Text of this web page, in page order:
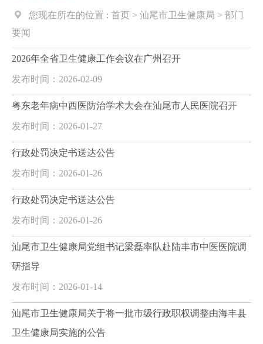
您现在所在的位置 : 首页 > 汕尾市卫生健康局 > 部门
要闻
2026年全省卫生健康工作会议在广州召开
发布时间：2026-02-09
粤东老年病中西医防治学术大会在汕尾市人民医院召开
发布时间：2026-01-27
行政处罚决定书送达公告
发布时间：2026-01-26
行政处罚决定书送达公告
发布时间：2026-01-26
汕尾市卫生健康局党组书记梁磊率队赴陆丰市中医医院调
研指导
发布时间：2026-01-14
汕尾市卫生健康局关于将一批市级行政职权调整由海丰县
卫生健康局实施的公告